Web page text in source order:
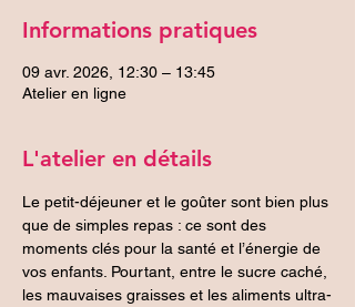
Informations pratiques
09 avr. 2026, 12:30 – 13:45
Atelier en ligne
L'atelier en détails
Le petit-déjeuner et le goûter sont bien plus
que de simples repas : ce sont des
moments clés pour la santé et l’énergie de
vos enfants. Pourtant, entre le sucre caché,
les mauvaises graisses et les aliments ultra-